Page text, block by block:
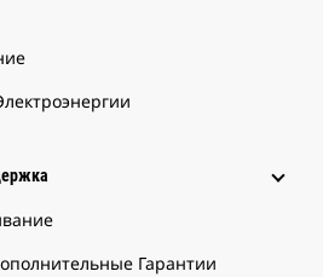
Гарантии